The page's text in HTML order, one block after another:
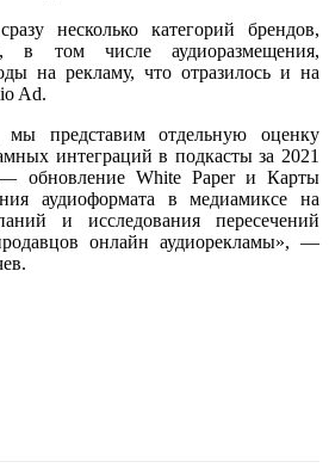
несколько категорий брендов,
в том числе аудиоразмещения,
на рекламу, что отразилось и на
Ad.
представим отдельную оценку
интеграций в подкасты за 2021
обновление White Paper и Карты
аудиоформата в медиамиксе на
и исследования пересечений
онлайн аудиорекламы», —